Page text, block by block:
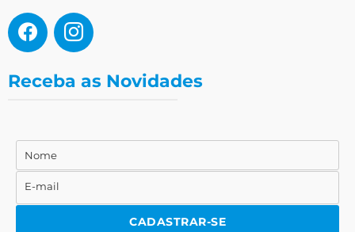
Receba as Novidades
Nome
Nome
E-
mail
E-mail
CADASTRAR-SE